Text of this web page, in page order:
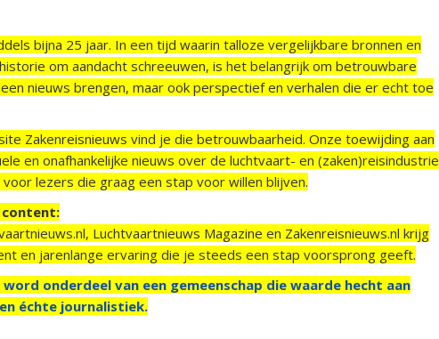
bijna 25 jaar. In een tijd waarin talloze vergelijkbare bronnen en
om aandacht schreeuwen, is het belangrijk om betrouwbare
nieuws brengen, maar ook perspectief en verhalen die er echt toe
Zakenreisnieuws vind je die betrouwbaarheid. Onze toewijding aan
en onafhankelijke nieuws over de luchtvaart- en (zaken)reisindustrie
lezers die graag een stap voor willen blijven.
content:
Luchtvaartnieuws Magazine en Zakenreisnieuws.nl krijg
en jarenlange ervaring die je steeds een stap voorsprong geeft.
onderdeel van een gemeenschap die waarde hecht aan
échte journalistiek.